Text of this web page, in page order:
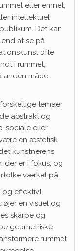
eller emnet,
intellektuel
Det kan
at se på
ofte
i rummet,
anden måde
temaer
abstrakt og
sociale eller
en æstetisk
kunstnerens
der er i fokus, og
værket på.
og effektivt
en visuel og
skarpe og
geometriske
rummet